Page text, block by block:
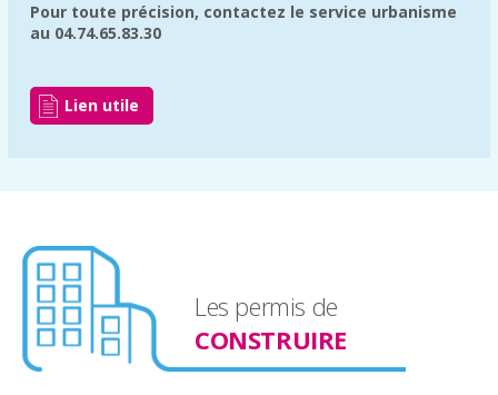
Pour toute précision, contactez le service urbanisme
au 04.74.65.83.30
Lien utile
Les permis de
CONSTRUIRE